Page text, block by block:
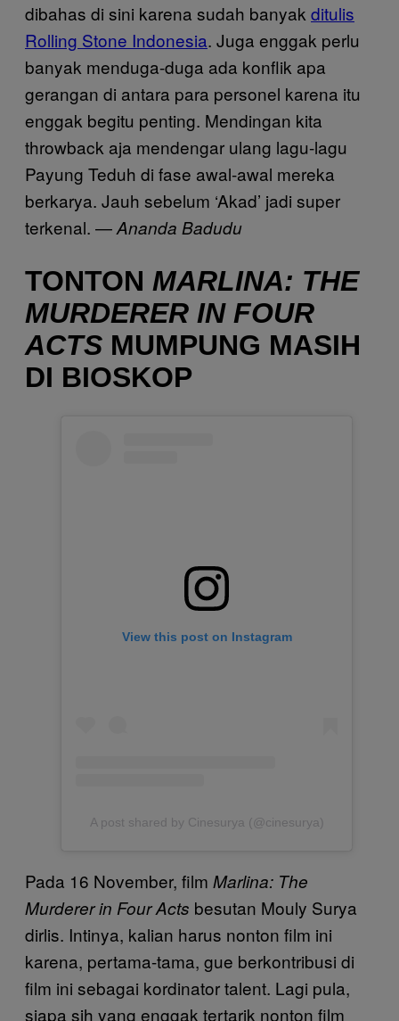
dibahas di sini karena sudah banyak ditulis
Rolling Stone Indonesia. Juga enggak perlu
banyak menduga-duga ada konflik apa
gerangan di antara para personel karena itu
enggak begitu penting. Mendingan kita
throwback aja mendengar ulang lagu-lagu
Payung Teduh di fase awal-awal mereka
berkarya. Jauh sebelum ‘Akad’ jadi super
terkenal. —Ananda Badudu
TONTON MARLINA: THE
MURDERER IN FOUR
ACTS MUMPUNG MASIH
DI BIOSKOP
View this post on Instagram
A post shared by Cinesurya (@cinesurya)
Pada 16 November, film Marlina: The
Murderer in Four Acts besutan Mouly Surya
dirlis. Intinya, kalian harus nonton film ini
karena, pertama-tama, gue berkontribusi di
film ini sebagai kordinator talent. Lagi pula,
siapa sih yang enggak tertarik nonton film